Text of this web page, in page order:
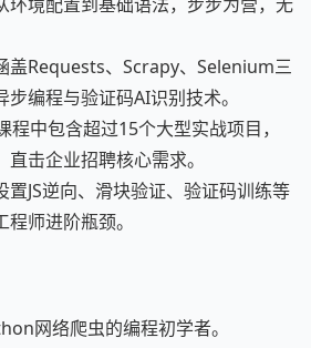
盖Requests、Scrapy、Selenium三
编程与验证码AI识别技术。
程中包含超过15个大型实战项目，
击企业招聘核心需求。
置JS逆向、滑块验证、验证码训练等
师进阶瓶颈。
网络爬虫的编程初学者。